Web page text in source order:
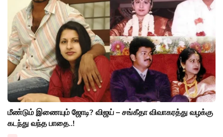
மீண்டும் இணையும் ஜோடி? விஜய் – சங்கீதா விவாகரத்து வழக்கு
கடந்து வந்த பாதை..!